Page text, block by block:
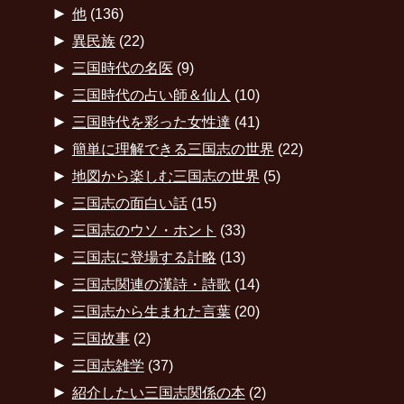
► 他(136)
► 異民族(22)
► 三国時代の名医 (9)
► 三国時代の占い師＆仙人 (10)
► 三国時代を彩った女性達 (41)
► 簡単に理解できる三国志の世界 (22)
► 地図から楽しむ三国志の世界 (5)
► 三国志の面白い話(15)
► 三国志のウソ・ホント (33)
► 三国志に登場する計略 (13)
► 三国志関連の漢詩・詩歌 (14)
► 三国志から生まれた言葉(20)
► 三国故事(2)
► 三国志雑学 (37)
► 紹介したい三国志関係の本(2)